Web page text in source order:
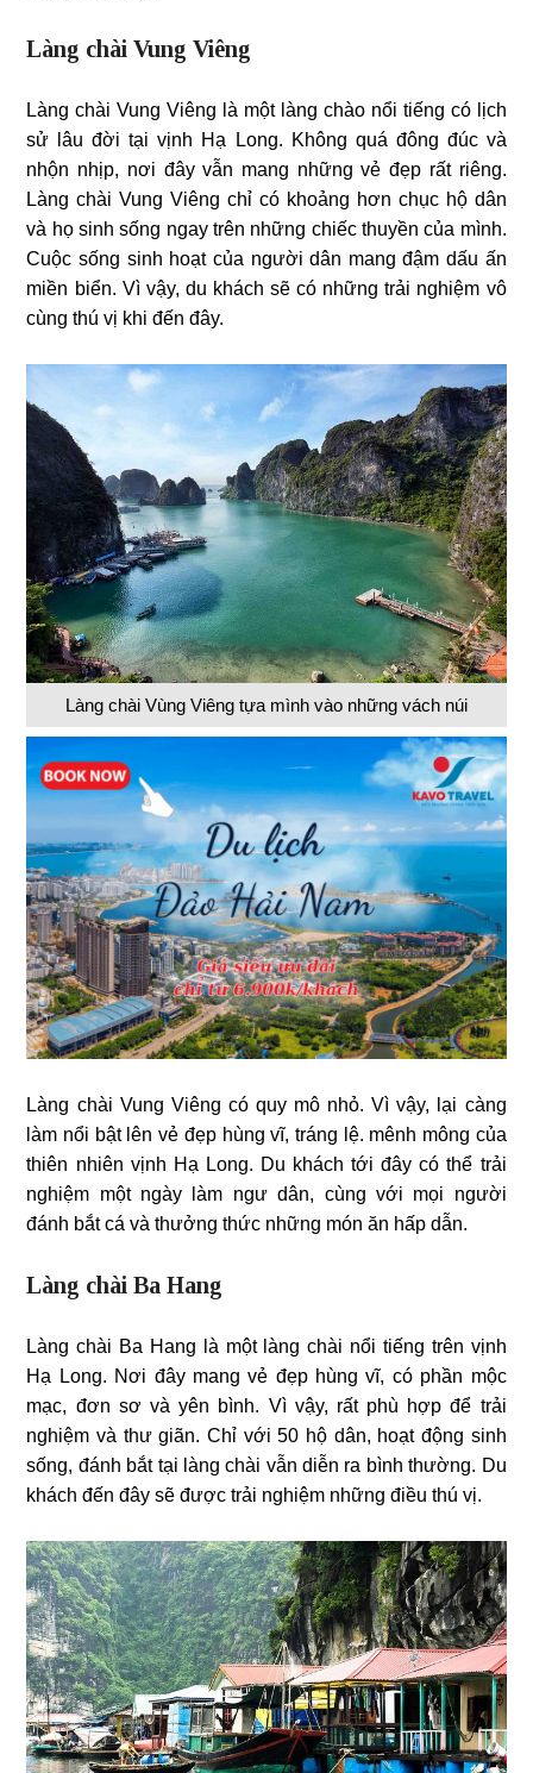
Làng chài Vung Viêng
Làng chài Vung Viêng là một làng chào nổi tiếng có lịch
sử lâu đời tại vịnh Hạ Long. Không quá đông đúc và
nhộn nhịp, nơi đây vẫn mang những vẻ đẹp rất riêng.
Làng chài Vung Viêng chỉ có khoảng hơn chục hộ dân
và họ sinh sống ngay trên những chiếc thuyền của mình.
Cuộc sống sinh hoạt của người dân mang đậm dấu ấn
miền biển. Vì vậy, du khách sẽ có những trải nghiệm vô
cùng thú vị khi đến đây.
Làng chài Vùng Viêng tựa mình vào những vách núi
Làng chài Vung Viêng có quy mô nhỏ. Vì vậy, lại càng
làm nổi bật lên vẻ đẹp hùng vĩ, tráng lệ. mênh mông của
thiên nhiên vịnh Hạ Long. Du khách tới đây có thể trải
nghiệm một ngày làm ngư dân, cùng với mọi người
đánh bắt cá và thưởng thức những món ăn hấp dẫn.
Làng chài Ba Hang
Làng chài Ba Hang là một làng chài nổi tiếng trên vịnh
Hạ Long. Nơi đây mang vẻ đẹp hùng vĩ, có phần mộc
mạc, đơn sơ và yên bình. Vì vậy, rất phù hợp để trải
nghiệm và thư giãn. Chỉ với 50 hộ dân, hoạt động sinh
sống, đánh bắt tại làng chài vẫn diễn ra bình thường. Du
khách đến đây sẽ được trải nghiệm những điều thú vị.